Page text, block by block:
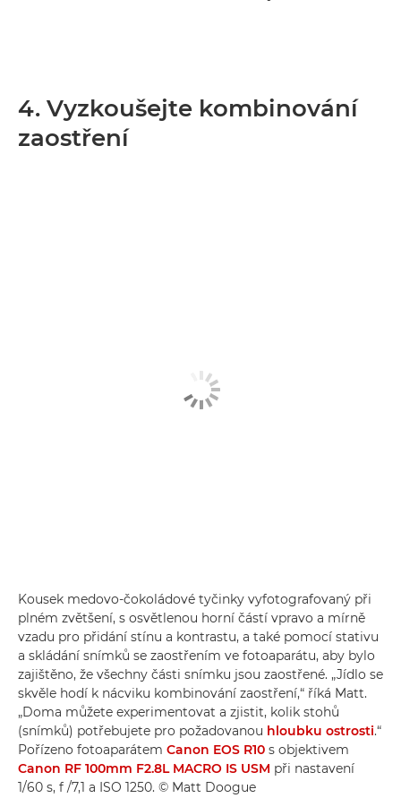
4. Vyzkoušejte kombinování
zaostření
Kousek medovo-čokoládové tyčinky vyfotografovaný při
plném zvětšení, s osvětlenou horní částí vpravo a mírně
vzadu pro přidání stínu a kontrastu, a také pomocí stativu
a skládání snímků se zaostřením ve fotoaparátu, aby bylo
zajištěno, že všechny části snímku jsou zaostřené. „Jídlo se
skvěle hodí k nácviku kombinování zaostření,“ říká Matt.
„Doma můžete experimentovat a zjistit, kolik stohů
(snímků) potřebujete pro požadovanou hloubku ostrosti.“
Pořízeno fotoaparátem Canon EOS R10 s objektivem
Canon RF 100mm F2.8L MACRO IS USM při nastavení
1/60 s, f /7,1 a ISO 1250. © Matt Doogue